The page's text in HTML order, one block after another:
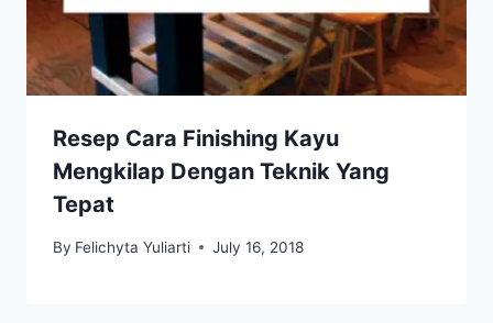
Resep Cara Finishing Kayu
Mengkilap Dengan Teknik Yang
Tepat
By Felichyta Yuliarti July 16, 2018